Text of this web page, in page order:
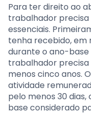
Para ter direito ao
trabalhador precisa
essenciais.
tenha recebido, em
durante o ano-base
trabalhador precisa
menos cinco anos.
atividade
pelo menos 30
base considerado